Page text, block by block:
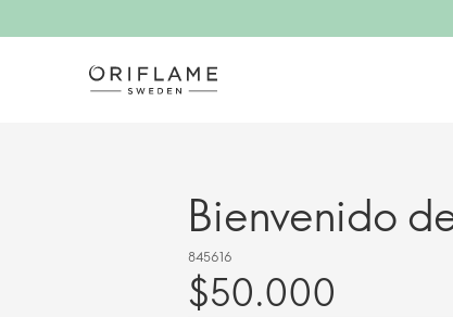
Bienvenido
845616
$50.000